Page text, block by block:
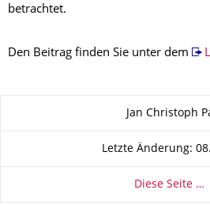
betrachtet.
Den Beitrag finden Sie unter dem
Jan Christoph
Letzte Änderung:
Diese Seite …